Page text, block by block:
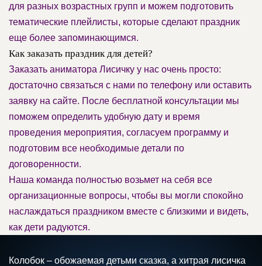
для разных возрастных групп и можем подготовить
тематические плейлисты, которые сделают праздник
еще более запоминающимся.
Как заказать праздник для детей?
Заказать аниматора Лисичку у нас очень просто:
достаточно связаться с нами по телефону или оставить
заявку на сайте. После бесплатной консультации мы
поможем определить удобную дату и время
проведения мероприятия, согласуем программу и
подготовим все необходимые детали по
договоренности.
Наша команда полностью возьмет на себя все
организационные вопросы, чтобы вы могли спокойно
наслаждаться праздником вместе с близкими и видеть,
как дети радуются.
Колобок – обожаемая детьми сказка, а хитрая лисичка